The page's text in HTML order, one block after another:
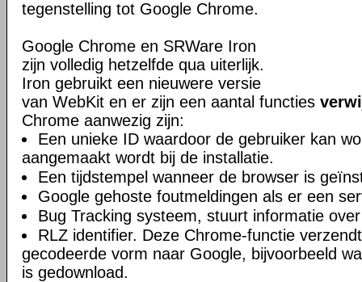
tegenstelling tot Google Chrome.
Google Chrome en SRWare Iron
zijn volledig hetzelfde qua uiterlijk.
Iron gebruikt een nieuwere versie
van WebKit en er zijn een aantal functies
Chrome aanwezig zijn:
Een unieke ID waardoor de gebruiker kan
aangemaakt wordt bij de installatie.
Een tijdstempel wanneer de browser is
Google gehoste foutmeldingen als er een
Bug Tracking systeem, stuurt informatie
RLZ identifier. Deze Chrome-functie
gecodeerde vorm naar Google, bijvoorbeeld
is gedownload.